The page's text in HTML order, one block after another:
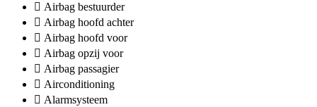
Airbag bestuurder
Airbag hoofd achter
Airbag hoofd voor
Airbag opzij voor
Airbag passagier
Airconditioning
Alarmsysteem